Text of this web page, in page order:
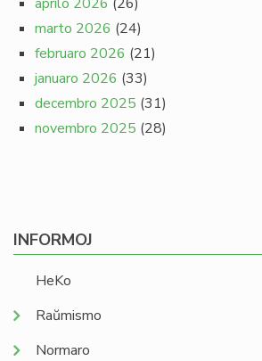
marto 2026 (24)
februaro 2026 (21)
januaro 2026 (33)
decembro 2025 (31)
novembro 2025 (28)
INFORMOJ
HeKo
Raŭmismo
Normaro